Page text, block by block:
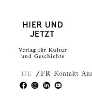
DE FR Kontakt